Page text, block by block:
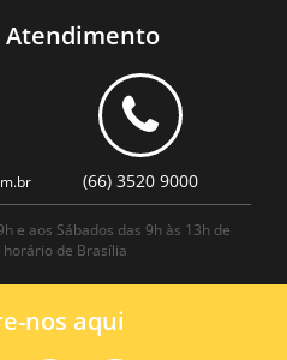
Atendimento
(66) 3520 9000
e aos Sábados das 9h às 13h de
de Brasília
nos aqui